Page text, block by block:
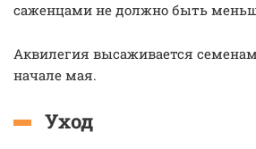
саженцами не должно быть
Аквилегия высаживается
начале мая.
Уход